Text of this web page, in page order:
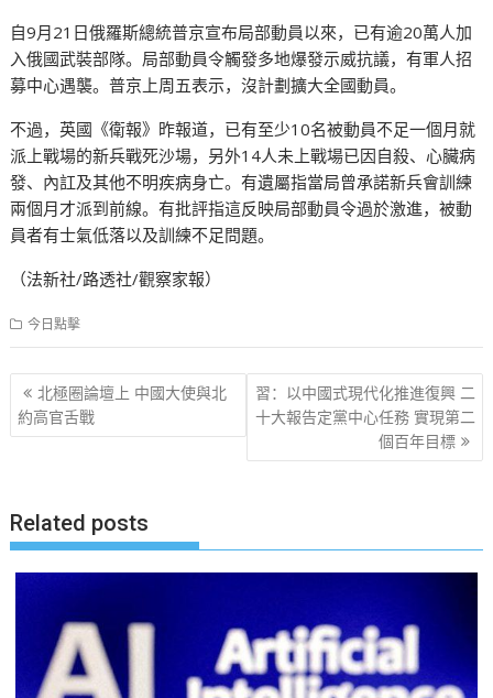
自9月21日俄羅斯總統普京宣布局部動員以來，已有逾20萬人加
入俄國武裝部隊。局部動員令觸發多地爆發示威抗議，有軍人招
募中心遇襲。普京上周五表示，沒計劃擴大全國動員。
不過，英國《衛報》昨報道，已有至少10名被動員不足一個月就
派上戰場的新兵戰死沙場，另外14人未上戰場已因自殺、心臟病
發、內訌及其他不明疾病身亡。有遺屬指當局曾承諾新兵會訓練
兩個月才派到前線。有批評指這反映局部動員令過於激進，被動
員者有士氣低落以及訓練不足問題。
（法新社/路透社/觀察家報）
今日點擊
文
章
北極圈論壇上 中國大使與北
約高官舌戰
習：以中國式現代化推進復興 二
十大報告定黨中心任務 實現第二
個百年目標
Related posts